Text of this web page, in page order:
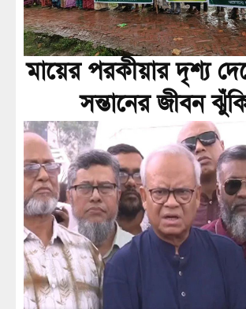
মায়ের পরকীয়ার দৃশ্য
সন্তানের জীবন